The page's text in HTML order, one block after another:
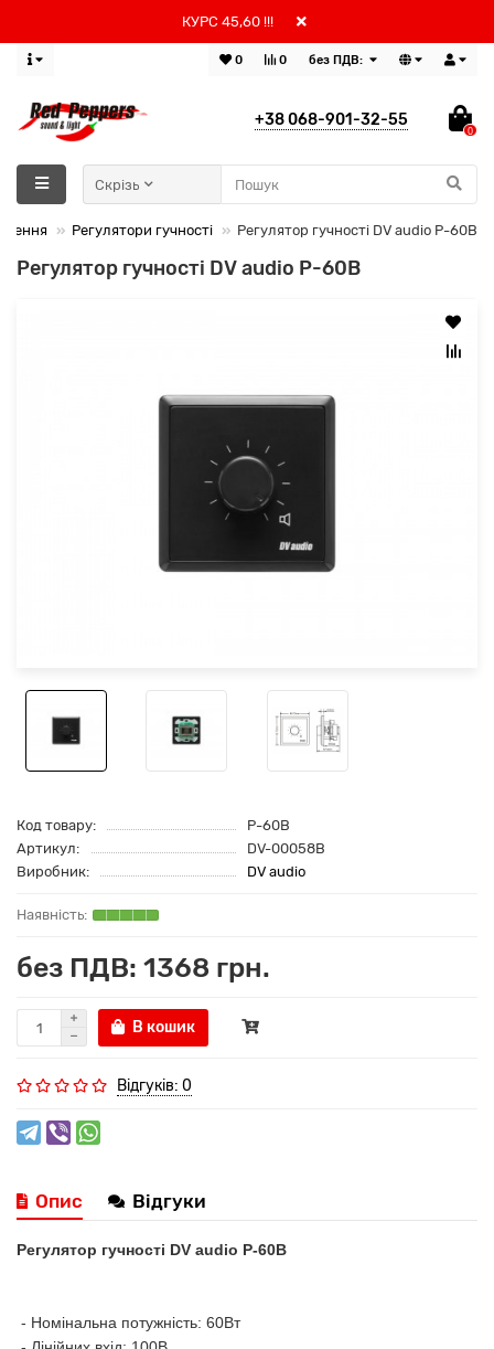
КУРС 45,60 !!!
без ПДВ:
0
0
+38 068-901-32-55
0
Скрізь
Регулятори гучності Регулятор гучності DV audio P-60B
Регулятор гучності DV audio P-60B
Код товару:
P-60B
Артикул:
DV-00058B
Виробник:
DV audio
без ПДВ: 1368 грн.
В кошик
Відгуків: 0
Опис Відгуки
Регулятор гучності DV audio P-60B
- Номінальна потужність: 60Вт